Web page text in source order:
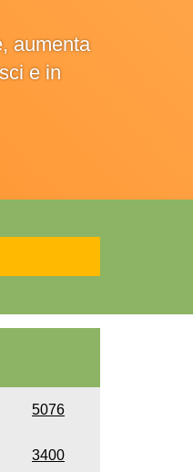
aumenta
e in
5076
3400